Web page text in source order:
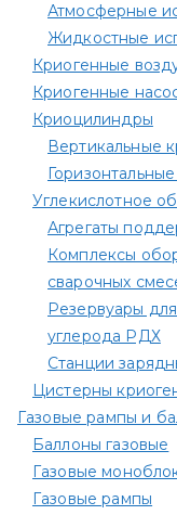
Атмосферные
Жидкостные
Криогенные
Криогенные
Криоцилиндры
Вертикальные
Углекислотное
Агрегаты
Комплексы
сварочных
Резервуары
углерода РДХ
Станции
Цистерны
Газовые рампы и
Баллоны газовые
Газовые
Газовые рампы